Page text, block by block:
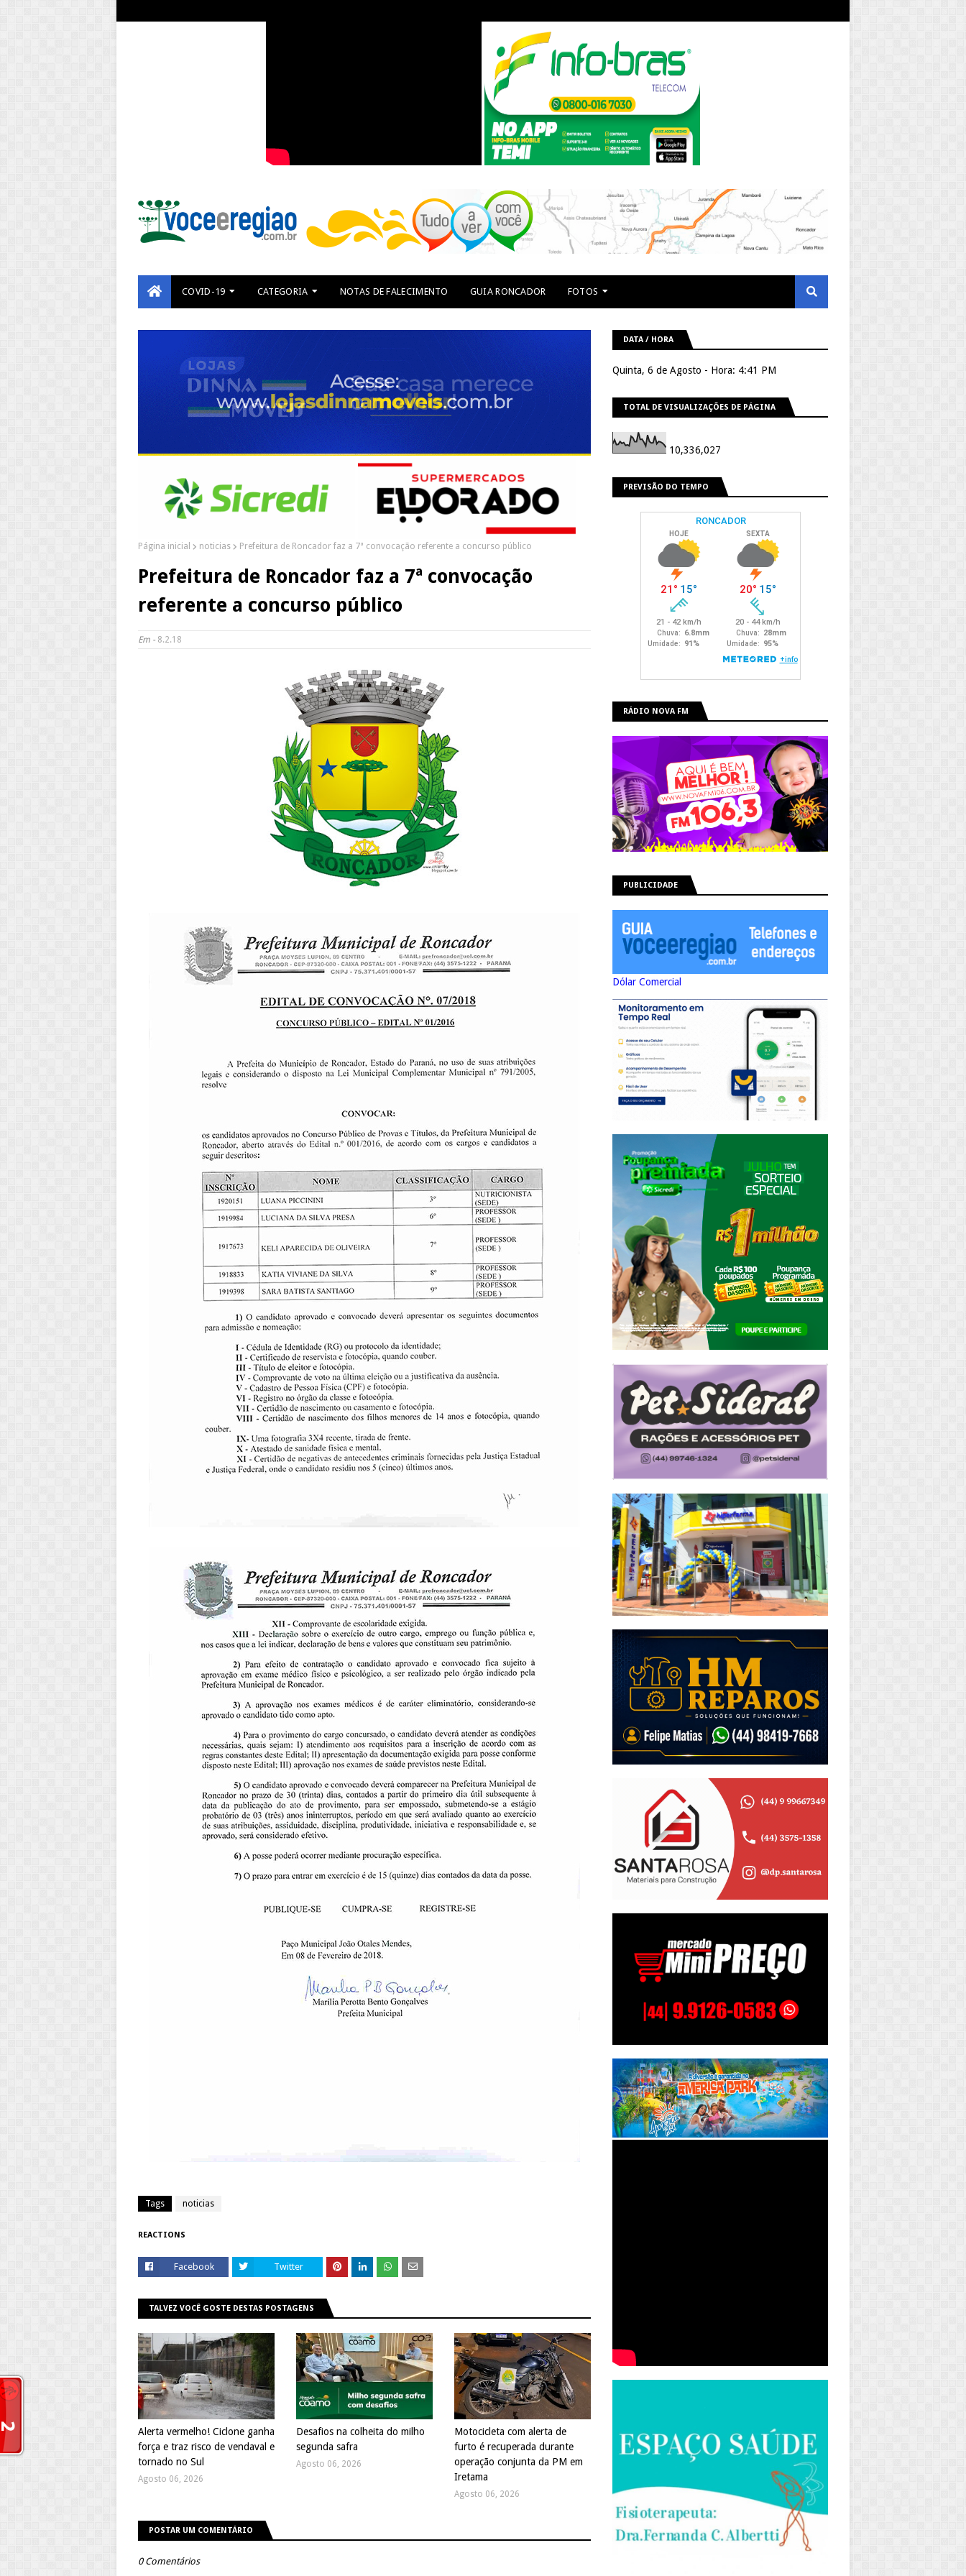
COVID-19 CATEGORIA NOTAS DE FALECIMENTO GUIA RONCADOR FOTOS
Página inicial noticias Prefeitura de Roncador faz a 7ª convocação referente a concurso público
Prefeitura de Roncador faz a 7ª convocação
referente a concurso público
Em - 8.2.18
Tags noticias
REACTIONS
Facebook Twitter
TALVEZ VOCÊ GOSTE DESTAS POSTAGENS
Alerta vermelho! Ciclone ganha
força e traz risco de vendaval e
tornado no Sul
Agosto 06, 2026
Desafios na colheita do milho
segunda safra
Agosto 06, 2026
Motocicleta com alerta de
furto é recuperada durante
operação conjunta da PM em
Iretama
Agosto 06, 2026
POSTAR UM COMENTÁRIO
0 Comentários
DATA / HORA
Quinta, 6 de Agosto - Hora: 4:41 PM
TOTAL DE VISUALIZAÇÕES DE PÁGINA
10,336,027
PREVISÃO DO TEMPO
RÁDIO NOVA FM
PUBLICIDADE
Dólar Comercial